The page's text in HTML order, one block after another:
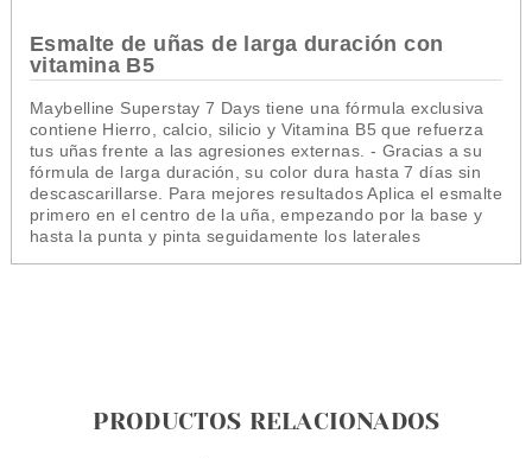
Esmalte de uñas de larga duración con
vitamina B5
Maybelline Superstay 7 Days tiene una fórmula exclusiva
contiene Hierro, calcio, silicio y Vitamina B5 que refuerza
tus uñas frente a las agresiones externas. - Gracias a su
fórmula de larga duración, su color dura hasta 7 días sin
descascarillarse. Para mejores resultados Aplica el esmalte
primero en el centro de la uña, empezando por la base y
hasta la punta y pinta seguidamente los laterales
PRODUCTOS RELACIONADOS